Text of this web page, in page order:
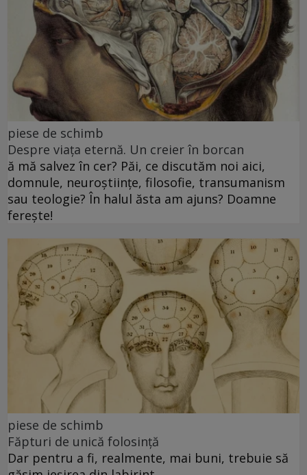
piese de schimb
Despre viața eternă. Un creier în borcan
ă mă salvez în cer? Păi, ce discutăm noi aici,
domnule, neuroștiințe, filosofie, transumanism
sau teologie? În halul ăsta am ajuns? Doamne
ferește!
piese de schimb
Făpturi de unică folosință
Dar pentru a fi, realmente, mai buni, trebuie să